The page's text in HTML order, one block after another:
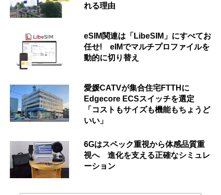
れる理由
eSIM関連は「LibeSIM」にすべてお
任せ! eIMでマルチプロファイルを
動的に切り替え
愛媛CATVが集合住宅FTTHに
Edgecore ECSスイッチを選定
「コストもサイズも機能もちょうど
いい」
6Gはスペック重視から体感品質重
視へ 進化を支える正確なシミュレ
ーション